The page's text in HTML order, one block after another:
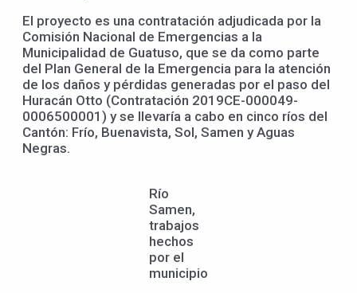
El proyecto es una contratación adjudicada por la
Comisión Nacional de Emergencias a la
Municipalidad de Guatuso, que se da como parte
del Plan General de la Emergencia para la atención
de los daños y pérdidas generadas por el paso del
Huracán Otto (Contratación 2019CE-000049-
0006500001) y se llevaría a cabo en cinco ríos del
Cantón: Frío, Buenavista, Sol, Samen y Aguas
Negras.
Río
Samen,
trabajos
hechos
por el
municipio